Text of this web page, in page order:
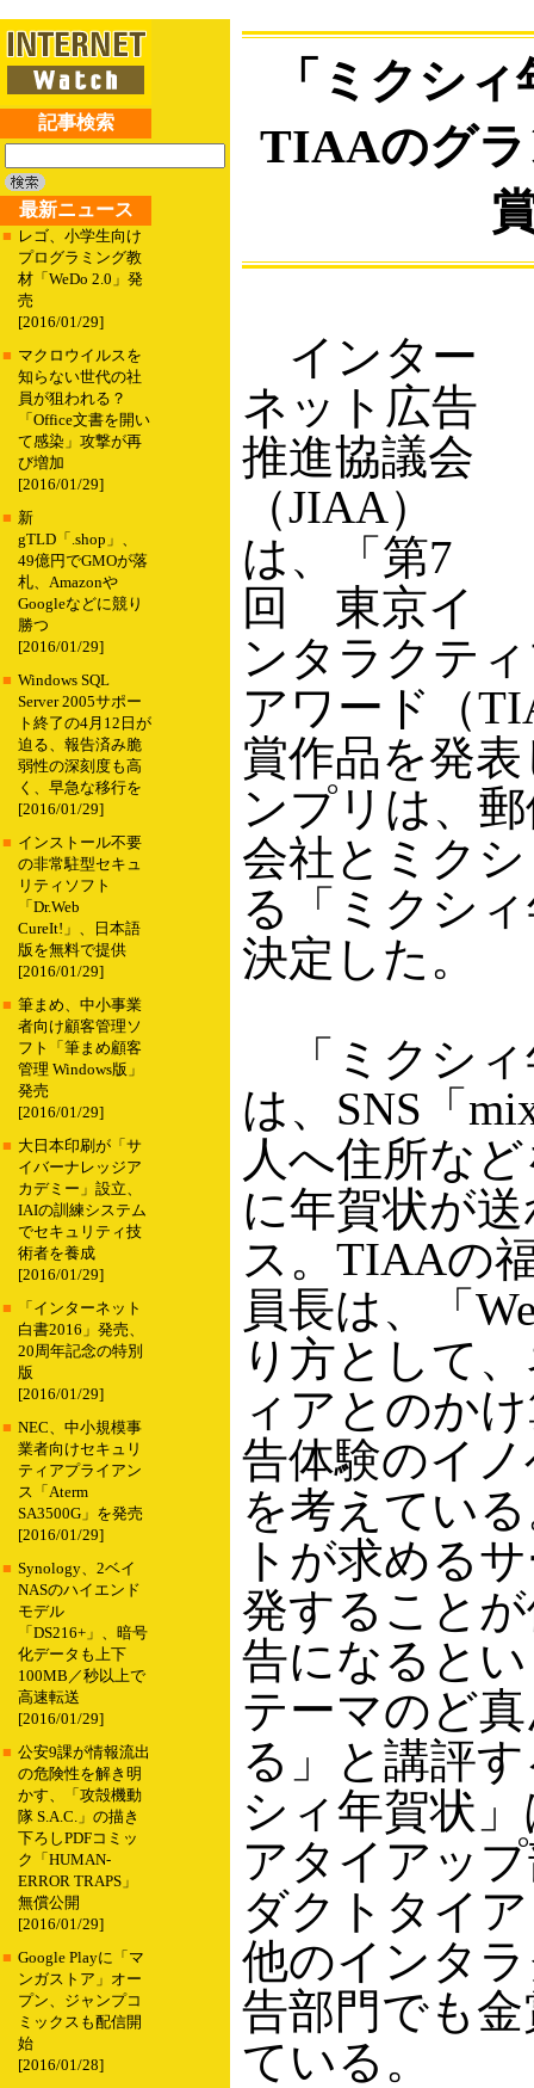
記事検索
最新ニュース
■ レゴ、小学生向け
プログラミング教
材「WeDo 2.0」発
売
[2016/01/29]
■ マクロウイルスを
知らない世代の社
員が狙われる？
「Office文書を開い
て感染」攻撃が再
び増加
[2016/01/29]
■ 新
gTLD「.shop」、
49億円でGMOが落
札、Amazonや
Googleなどに競り
勝つ
[2016/01/29]
■ Windows SQL
Server 2005サポー
ト終了の4月12日が
迫る、報告済み脆
弱性の深刻度も高
く、早急な移行を
[2016/01/29]
■ インストール不要
の非常駐型セキュ
リティソフト
「Dr.Web
CureIt!」、日本語
版を無料で提供
[2016/01/29]
■ 筆まめ、中小事業
者向け顧客管理ソ
フト「筆まめ顧客
管理 Windows版」
発売
[2016/01/29]
■ 大日本印刷が「サ
イバーナレッジア
カデミー」設立、
IAIの訓練システム
でセキュリティ技
術者を養成
[2016/01/29]
■
「インターネット
白書2016」発売、
20周年記念の特別
版
[2016/01/29]
■ NEC、中小規模事
業者向けセキュリ
ティアプライアン
ス「Aterm
SA3500G」を発売
[2016/01/29]
■ Synology、2ベイ
NASのハイエンド
モデル
「DS216+」、暗号
化データも上下
100MB／秒以上で
高速転送
[2016/01/29]
■ 公安9課が情報流出
の危険性を解き明
かす、「攻殻機動
隊 S.A.C.」の描き
下ろしPDFコミッ
ク「HUMAN-
ERROR TRAPS」
無償公開
[2016/01/29]
■ Google Playに「マ
ンガストア」オー
プン、ジャンプコ
ミックスも配信開
始
[2016/01/28]
「ミクシ
TIAAのグ
インター
ネット広告
推進協議会
（JIAA）
は、「第7
回 東京イ
ンタラクテ
アワード（
賞作品を発
ンプリは、
会社とミク
る「ミクシ
決定した。
「ミクシィ
は、SNS「
人へ住所な
に年賀状が
ス。TIAAの
員長は、「
り方として
ィアとのか
告体験のイ
を考えてい
トが求める
発すること
告になると
テーマのど
る」と講評
シィ年賀状
アタイアッ
ダクトタイ
他のインタ
告部門でも
ている。